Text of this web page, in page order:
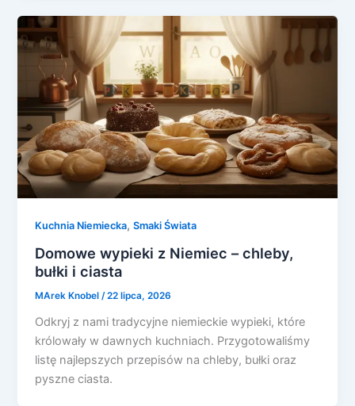
Kuchnia Niemiecka,Smaki Świata
Domowe wypieki z Niemiec – chleby,
bułki i ciasta
MArek Knobel/22 lipca, 2026
Odkryj z nami tradycyjne niemieckie wypieki, które
królowały w dawnych kuchniach. Przygotowaliśmy
listę najlepszych przepisów na chleby, bułki oraz
pyszne ciasta.